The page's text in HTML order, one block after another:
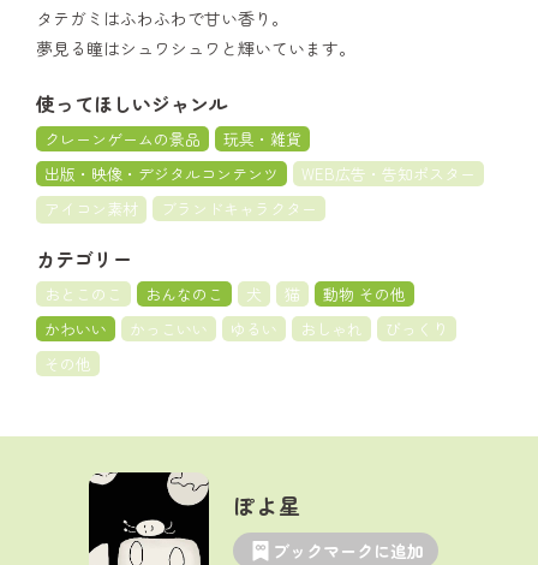
タテガミはふわふわで甘い香り。
夢見る瞳はシュワシュワと輝いています。
使ってほしいジャンル
クレーンゲームの景品
玩具・雑貨
出版・映像・デジタルコンテンツ
WEB広告・告知ポスター
アイコン素材
ブランドキャラクター
カテゴリー
おとこのこ おんなのこ 犬 猫
動物 その他
かわいい
かっこいい ゆるい おしゃれ
びっくり
その他
ぽよ星
ブックマークに追加